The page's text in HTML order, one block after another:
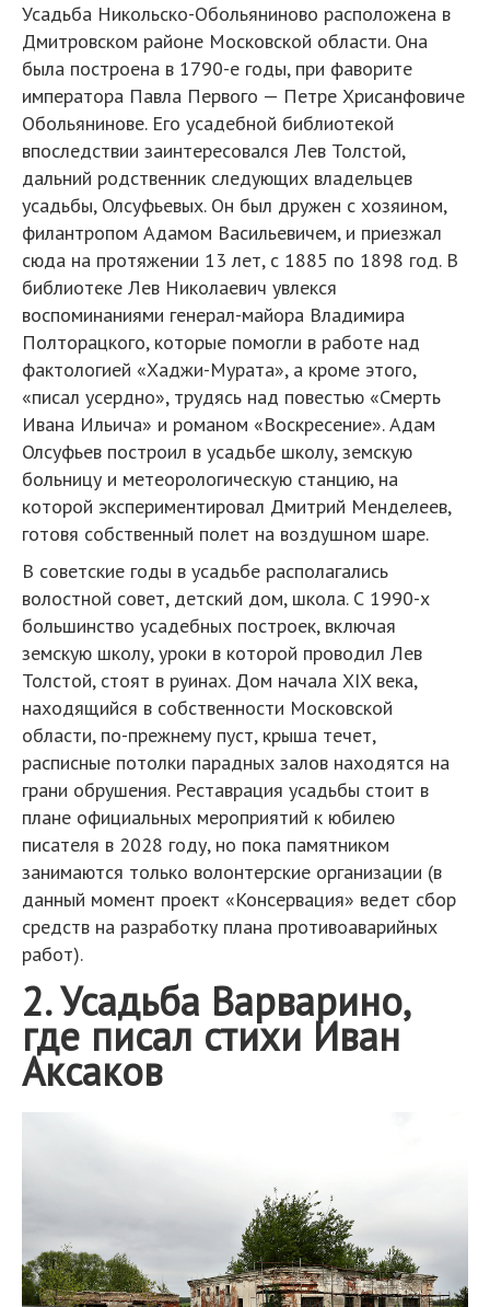
Усадьба Никольско-Обольяниново расположена в
Дмитровском районе Москов­­ской области. Она
была построена в 1790-е годы, при фаворите
императора Павла Первого — Петре Хрисанфовиче
Обольянинове. Его усадебной библио­текой
впоследствии заинтересовался Лев Толстой,
дальний родственник следующих владельцев
усадьбы, Олсуфьевых. Он был дружен с хозяином,
филантропом Адамом Васильевичем, и приезжал
сюда на протя­жении 13 лет, с 1885 по 1898 год. В
библиотеке Лев Николаевич увлекся
воспоминаниями генерал-майора Владимира
Полторацкого, которые помогли в работе над
фактологией «Хаджи-Мурата», а кроме этого,
«писал усердно», трудясь над повестью «Смерть
Ивана Ильича» и романом «Воскресение». Адам
Олсуфьев построил в усадьбе школу, земскую
больницу и метеорологическую станцию, на
которой экспериментировал Дмитрий Менделеев,
готовя собственный полет на воздушном шаре.
В советские годы в усадьбе располагались
волостной совет, детский дом, школа. С 1990-х
большинство усадебных построек, включая
земскую школу, уроки в которой проводил Лев
Толстой, стоят в руинах. Дом начала XIX века,
находящийся в собственности Московской
области, по-прежнему пуст, крыша течет,
расписные потолки парадных залов находятся на
грани обрушения. Реставрация усадьбы стоит в
плане официальных мероприятий к юбилею
писателя в 2028 году, но пока памятником
занимаются только волонтерские организации (в
данный момент проект «Консервация» ведет сбор
средств на разработку плана противоаварийных
работ).
2. Усадьба Варварино,
где писал стихи Иван
Аксаков